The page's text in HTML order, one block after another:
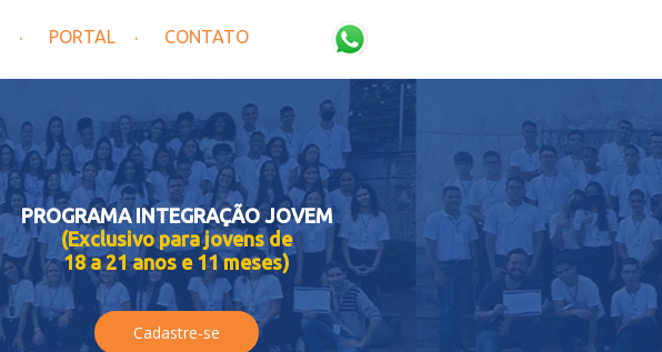
PORTAL CONTATO
PROGRAMA INTEGRAÇÃO JOVEM
(Exclusivo para jovens de
18 a 21 anos e 11 meses)
Cadastre-se